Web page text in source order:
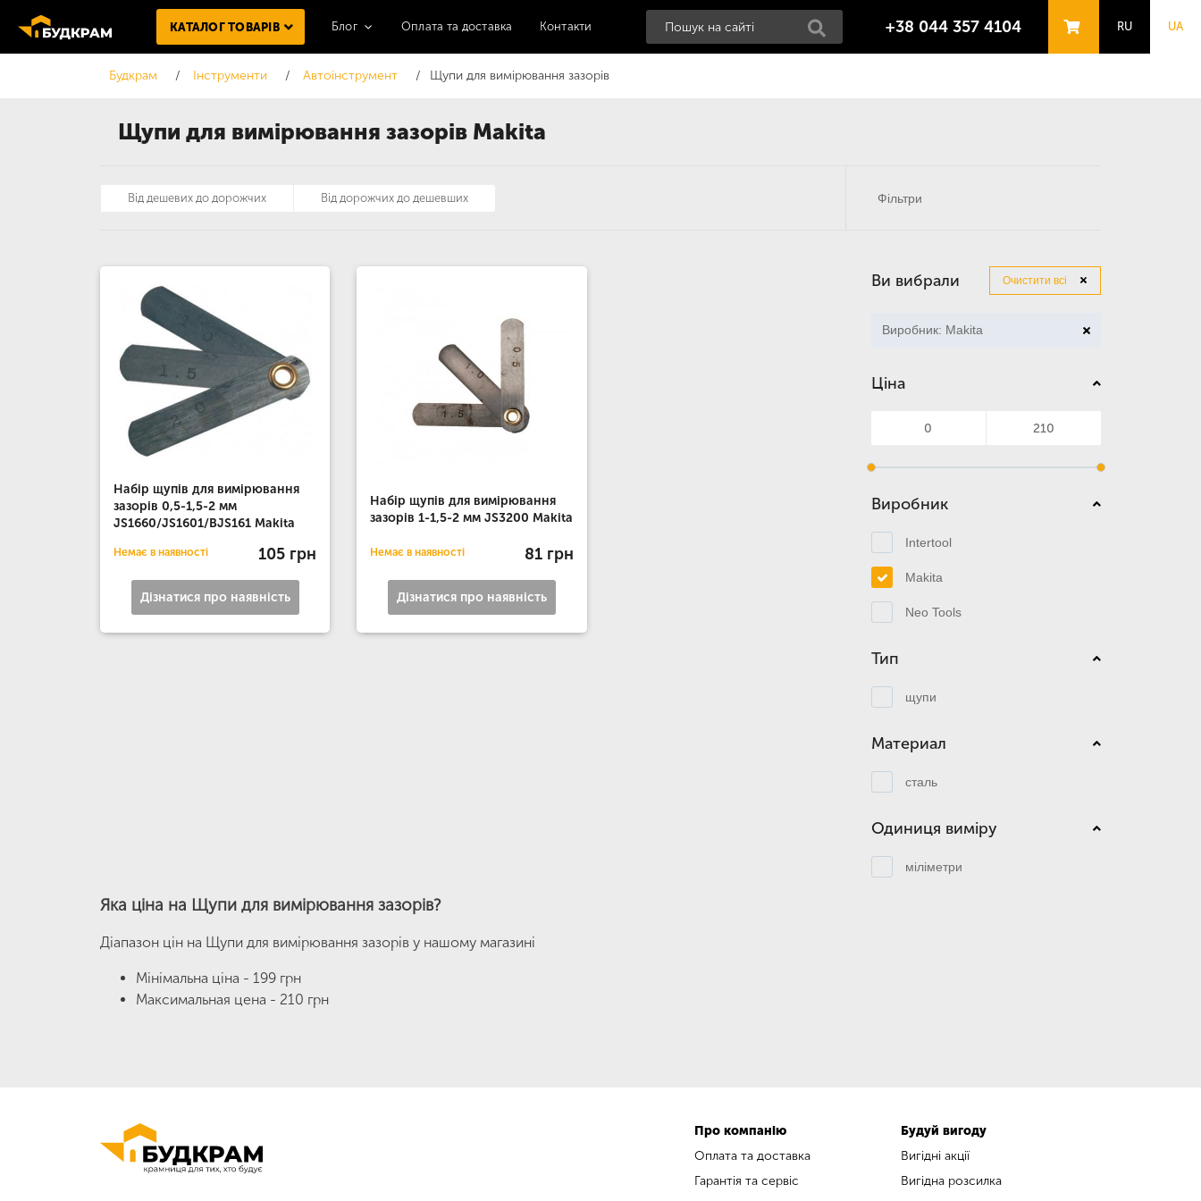
Щупи для вимірювання зазорів Makita
КАТАЛОГ ТОВАРІВ Блог Оплата та доставка Контакти +38 044 357 4104 RU UA
Будкрам Інструменти Автоінструмент Щупи для вимірювання зазорів
Набір щупів для вимірювання
зазорів 0,5-1,5-2 мм
JS1660/JS1601/BJS161 Makita
Немає в наявності 105 грн
Дізнатися про наявність
Набір щупів для вимірювання
зазорів 1-1,5-2 мм JS3200 Makita
Немає в наявності 81 грн
Дізнатися про наявність
Ви вибрали Очистити всі
Виробник: Makita
Ціна
Виробник
Intertool
Makita
Neo Tools
Тип
щупи
Материал
сталь
Одиниця виміру
міліметри
Від дешевих до дорожчих Від дорожчих до дешевших Фільтри
Яка ціна на Щупи для вимірювання зазорів?
Діапазон цін на Щупи для вимірювання зазорів у нашому магазині
Мінімальна ціна - 199 грн
Максимальная цена - 210 грн
Про компанію
Оплата та доставка
Гарантія та сервіс
Будуй вигоду
Вигідні акції
Вигідна розсилка